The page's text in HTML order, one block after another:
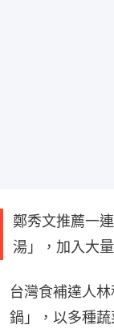
鄭秀文推薦一
湯」，加入大
台灣食補達人
鍋」，以多種